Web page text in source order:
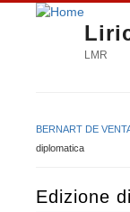
LMR
Tu sei qui
BERNART DE
diplomatica
Edizione